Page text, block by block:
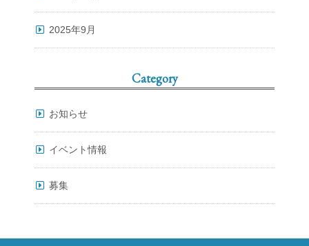
2025年9月
Category
お知らせ
イベント情報
募集